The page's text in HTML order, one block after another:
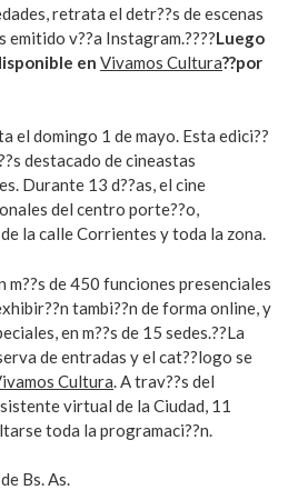
retrata el detr??s de escenas
emitido v??a Instagram.????Luego
en Vivamos Cultura??por
el domingo 1 de mayo. Esta edici??
destacado de cineastas
Durante 13 d??as, el cine
del centro porte??o,
la calle Corrientes y toda la zona.
m??s de 450 funciones presenciales
tambi??n de forma online, y
en m??s de 15 sedes.??La
de entradas y el cat??logo se
Cultura . A trav??s del
virtual de la Ciudad, 11
toda la programaci??n.
Bs. As.